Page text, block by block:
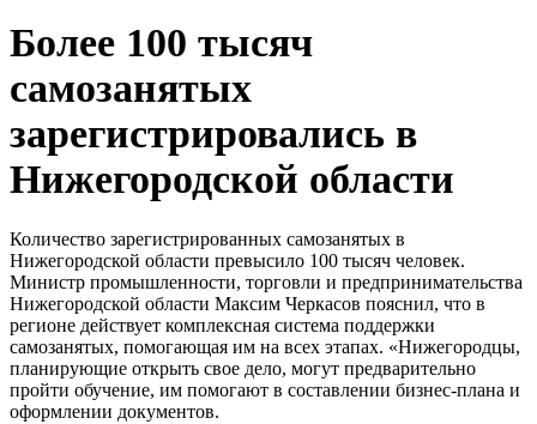
Более 100 тысяч
самозанятых
зарегистрировались в
Нижегородской области
Количество зарегистрированных самозанятых в
Нижегородской области превысило 100 тысяч человек.
Министр промышленности, торговли и предпринимательства
Нижегородской области Максим Черкасов пояснил, что в
регионе действует комплексная система поддержки
самозанятых, помогающая им на всех этапах. «Нижегородцы,
планирующие открыть свое дело, могут предварительно
пройти обучение, им помогают в составлении бизнес-плана и
оформлении документов.